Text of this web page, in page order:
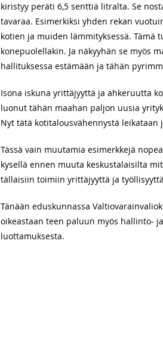
kiristyy peräti 6,5 senttiä litralta. Se
tavaraa. Esimerkiksi yhden rekan
kotien ja muiden lämmityksessä. Tämä
konepuolellakin. Ja näkyyhän se myös
hallituksessa estämään ja tähän
Isona iskuna yrittäjyyttä ja ahkeruutta
luonut tähän maahan paljon uusia
Nyt tätä kotitalousvähennystä
Tässä vain muutamia esimerkkejä
kysellä ennen muuta keskustalaisilta
tällaisiin toimiin yrittäjyyttä ja
Tänään eduskunnassa
oikeastaan teen paluun myös hallinto-
luottamuksesta.